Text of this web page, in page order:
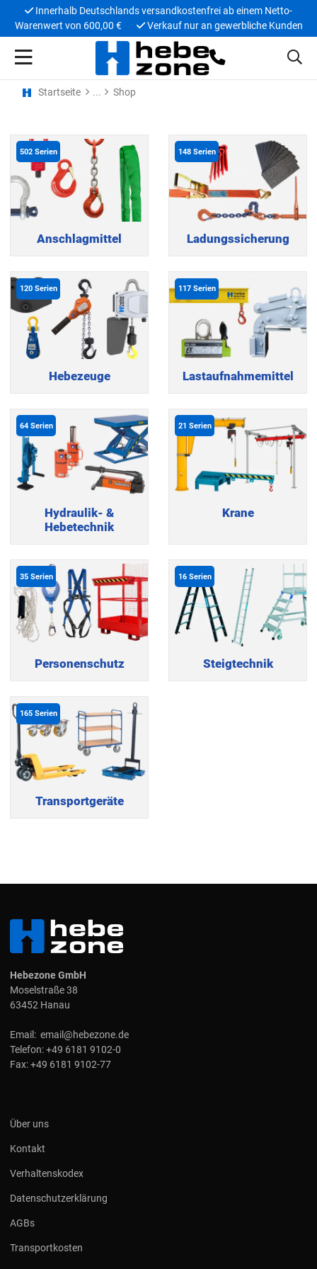
Innerhalb Deutschlands versandkostenfrei ab einem Netto-
Warenwert von 600,00 €
Verkauf nur an gewerbliche Kunden
Startseite Shop
502 Serien
Anschlagmittel
148 Serien
Ladungssicherung
120 Serien
Hebezeuge
117 Serien
Lastaufnahmemittel
64 Serien
Hydraulik- &
Hebetechnik
21 Serien
Krane
35 Serien
Personenschutz
16 Serien
Steigtechnik
165 Serien
Transportgeräte
Hebezone GmbH
Moselstraße 38
63452 Hanau
Email: email@hebezone.de
Telefon:+49 6181 9102-0
Fax:+49 6181 9102-77
Über uns
Kontakt
Verhaltenskodex
Datenschutzerklärung
AGBs
Transportkosten